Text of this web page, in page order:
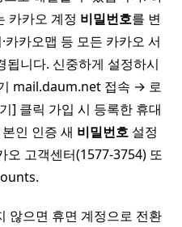
카카오 계정 비밀번호를 변
카카오맵 등 모든 카카오 서
됩니다. 신중하게 설정하시
mail.daum.net 접속 → 로
] 클릭 가입 시 등록한 휴대
인 인증 새 비밀번호 설정
오 고객센터(1577-3754) 또
않으면 휴면 계정으로 전환